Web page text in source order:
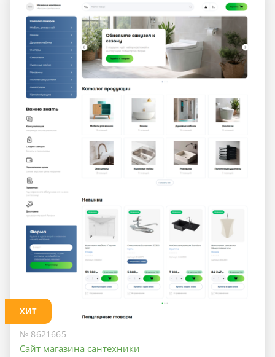
ХИТ
№ 8621665
Сайт магазина сантехники